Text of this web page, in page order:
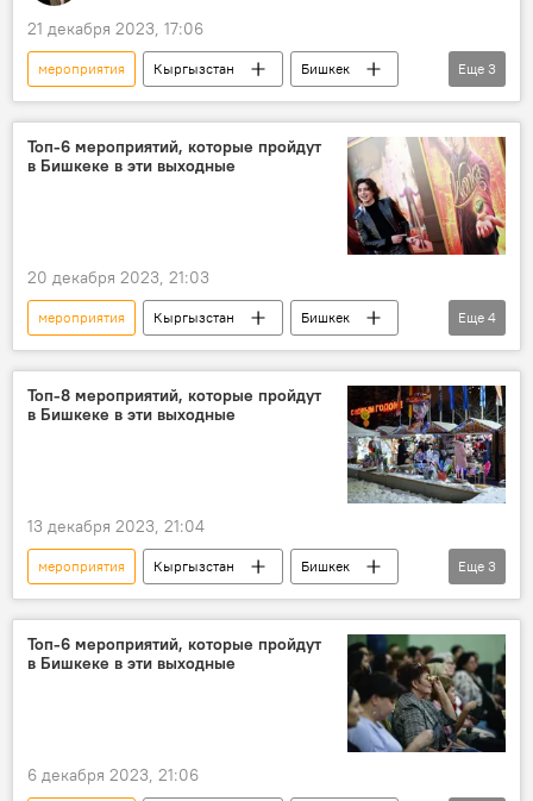
21 декабря 2023, 17:06
мероприятия Кыргызстан
Бишкек
Новый год
Культура Общество
Еще 3
Топ-6 мероприятий, которые пройдут
в Бишкеке в эти выходные
20 декабря 2023, 21:03
мероприятия Кыргызстан
Бишкек
Афиша
выходные
Афиша выходных в Бишкеке
куда сходить
Еще 4
Топ-8 мероприятий, которые пройдут
в Бишкеке в эти выходные
13 декабря 2023, 21:04
мероприятия Кыргызстан
Бишкек
Афиша выходных в Бишкеке
выходные
Культура
Еще 3
Топ-6 мероприятий, которые пройдут
в Бишкеке в эти выходные
6 декабря 2023, 21:06